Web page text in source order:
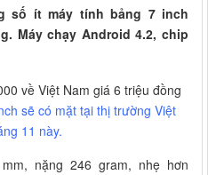
số ít máy tính bảng 7 inch
Máy chạy Android 4.2, chip
sẽ có mặt tại thị trường Việt
11 này.
nặng 246 gram, nhẹ hơn